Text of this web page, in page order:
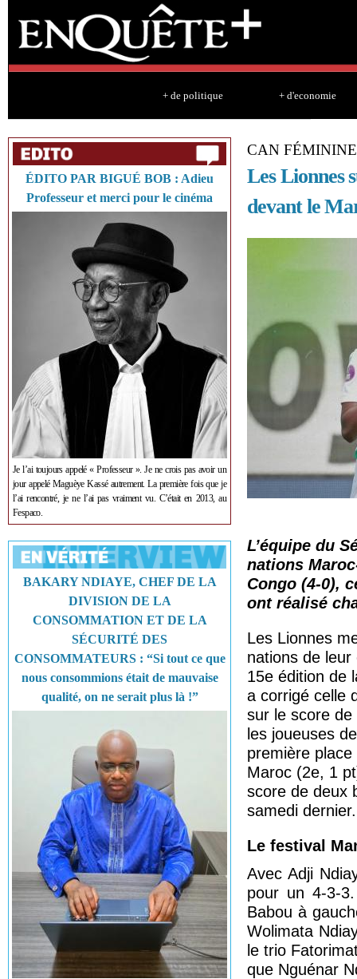
+ de politique + d'economie
ÉDITO PAR BIGUÉ BOB : Adieu
Professeur et merci pour le cinéma
Je l’ai toujours appelé « Professeur ». Je ne crois pas avoir un
jour appelé Maguèye Kassé autrement. La première fois que je
l’ai rencontré, je ne l’ai pas vraiment vu. C’était en 2013, au
Fespaco.
BAKARY NDIAYE, CHEF DE LA
DIVISION DE LA
CONSOMMATION ET DE LA
SÉCURITÉ DES
CONSOMMATEURS : “Si tout ce que
nous consommions était de mauvaise
qualité, on ne serait plus là !”
CAN
Les Lionnes
devant le
L’équipe du
nations
Congo (4-0),
ont réalisé
Les Lionnes
nations de
15e édition de
a corrigé celle
sur le score
les joueuses
première
Maroc (2e, 1
score de deux
samedi dernier.
Le festival
Avec Adji
pour un 4-3-
Babou à
Wolimata
le trio
que Nguénar